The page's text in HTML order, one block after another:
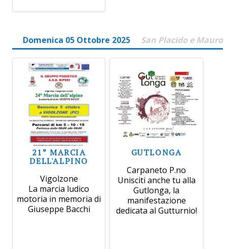
Domenica 05 Ottobre 2025 San Placido e Mauro
21° MARCIA
DELL'ALPINO
Vigolzone
La marcia ludico
motoria in memoria di
Giuseppe Bacchi
GUTLONGA
Carpaneto P.no
Unisciti anche tu alla
Gutlonga, la
manifestazione
dedicata al Gutturnio!